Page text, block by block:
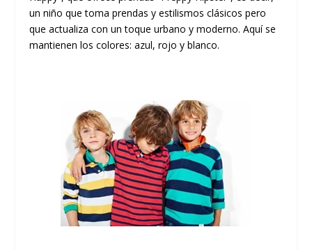
un niño que toma prendas y estilismos clásicos pero
que actualiza con un toque urbano y moderno. Aquí se
mantienen los colores: azul, rojo y blanco.